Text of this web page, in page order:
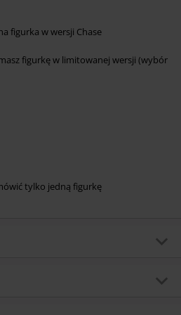
figurka w wersji Chase
figurkę w limitowanej wersji (wybór
tylko jedną figurkę